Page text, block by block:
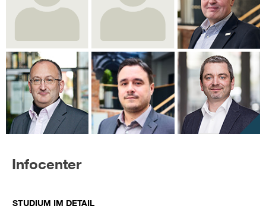
Infocenter
STUDIUM IM DETAIL